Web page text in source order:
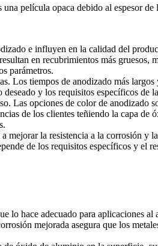
película opaca debido al espesor de
e influyen en la calidad del
en recubrimientos más
parámetros.
Los tiempos de anodizado más
y los requisitos específicos de
Las opciones de color de anodizado
de los clientes teñiendo la capa
mejorar la resistencia a la corrosión
de los requisitos específicos y el
hace adecuado para aplicaciones
mejorada asegura que los